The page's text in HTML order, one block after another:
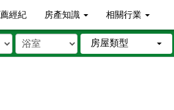
經紀 房產知識 相關行業
房屋類型